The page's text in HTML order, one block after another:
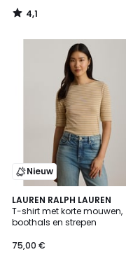
4,1
/
Nieuw
LAUREN RALPH LAUREN
T-shirt met korte mouwen,
boothals en strepen
75,00 €